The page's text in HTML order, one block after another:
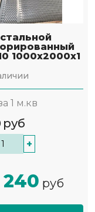
1000х2000х1
1 м.кв
руб
+
240 руб